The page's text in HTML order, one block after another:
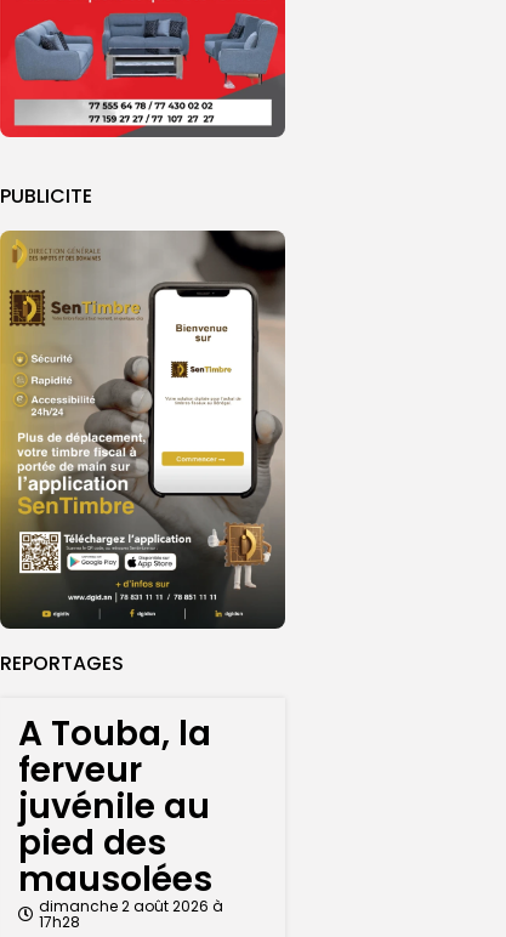
PUBLICITE
REPORTAGES
A Touba, la
ferveur
juvénile au
pied des
mausolées
dimanche 2 août 2026 à
17h28